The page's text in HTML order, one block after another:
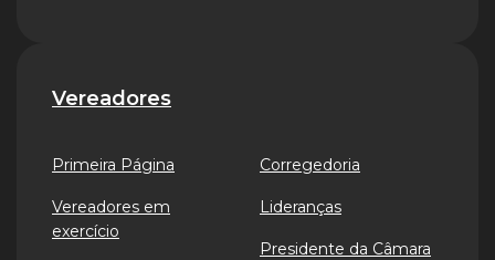
Vereadores
Primeira Página
Vereadores em
exercício
Corregedoria
Lideranças
Presidente da Câmara